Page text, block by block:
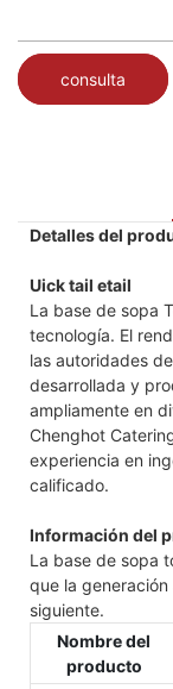
consulta
Detalles del
Uick tail etail
La base de sopa
tecnología. El
las autoridades
desarrollada y
ampliamente en
Chenghot
experiencia en
calificado.
Información del
La base de sopa
que la
siguiente.
Nombre del
producto